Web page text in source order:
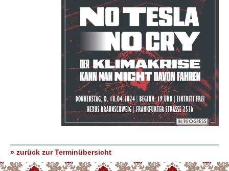
» zurück zur Terminübersicht